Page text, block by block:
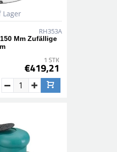
Lager
RH353A
Mm Zufällige
1 STK
€419,21